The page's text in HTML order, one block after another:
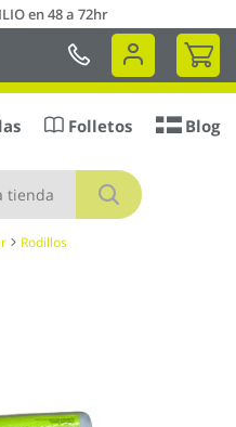
en 48 a 72hr
Mi
Buscar
Folletos Blog
Rodillos